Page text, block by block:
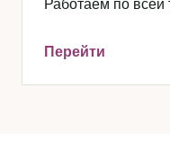
Работаем по всей
Перейти